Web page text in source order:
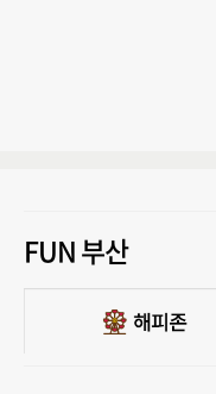
FUN 부산